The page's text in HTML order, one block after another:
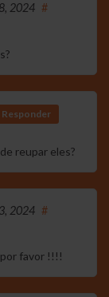
2024 #
Responder
reupar eles?
2024 #
favor !!!!